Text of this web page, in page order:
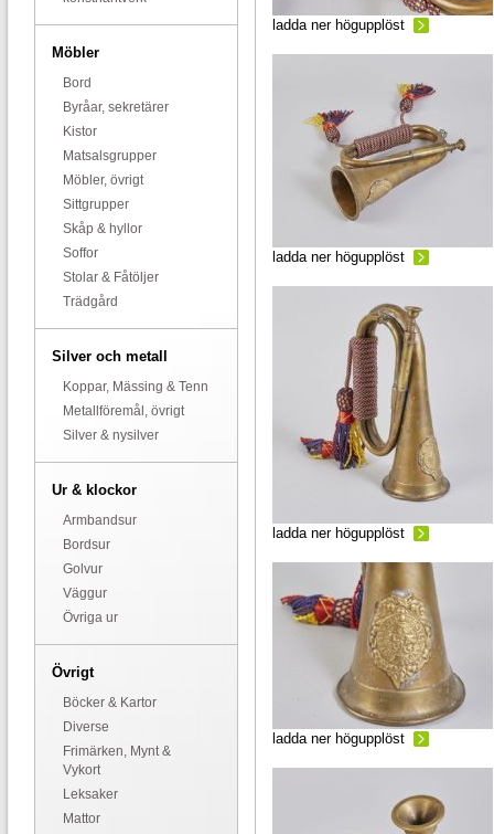
Möbler
Bord
Byråar, sekretärer
Kistor
Matsalsgrupper
Möbler, övrigt
Sittgrupper
Skåp & hyllor
Soffor
Stolar & Fåtöljer
Trädgård
Silver och metall
Koppar, Mässing & Tenn
Metallföremål, övrigt
Silver & nysilver
Ur & klockor
Armbandsur
Bordsur
Golvur
Väggur
Övriga ur
Övrigt
Böcker & Kartor
Diverse
Frimärken, Mynt &
Vykort
Leksaker
Mattor
ladda ner högupplöst
ladda ner högupplöst
ladda ner högupplöst
ladda ner högupplöst